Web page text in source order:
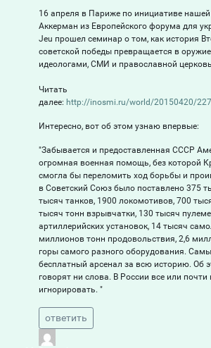
16 апреля в Париже по инициативе
Аккерман из Европейского форума для
Jeu прошел семинар о том, как история
советской победы превращается в
идеологами, СМИ и православной
Читать
далее: http://inosmi.ru/world/20150420/
Интересно, вот об этом узнаю впервые:
"Забывается и предоставленная СССР
огромная военная помощь, без которой
смогла бы переломить ход борьбы и
в Советский Союз было поставлено 375
тысяч танков, 1900 локомотивов, 700
тысяч тонн взрывчатки, 130 тысяч
артиллерийских установок, 14 тысяч
миллионов тонн продовольствия, 2,6
горы самого разного оборудования.
бесплатный арсенал за всю историю. Об
говорят ни слова. В России все или
игнорировать. "
ответить